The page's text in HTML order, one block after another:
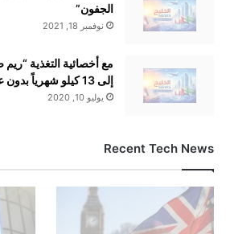
الجفون”
نوفمبر 18, 2021
إلى 13 كيلو شهرياً بدون عمليات جراحية
يوليو 10, 2020
Recent Tech News